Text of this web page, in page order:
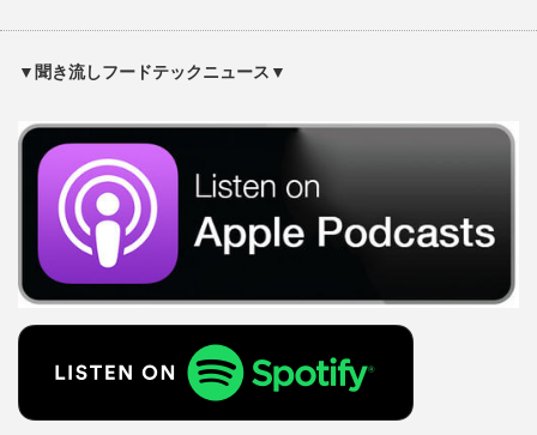
▼聞き流しフードテックニュース▼